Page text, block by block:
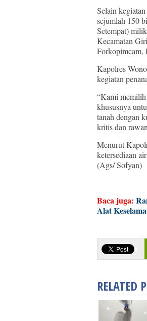
Selain
sejumlah 150
Setempat)
Kecamatan
Forkopimcam,
Kapolres
kegiatan
“Kami
khususnya
tanah dengan
kritis dan
Menurut
ketersediaan
(Ags/ Sofyan)
Baca juga:
Alat
RELATED